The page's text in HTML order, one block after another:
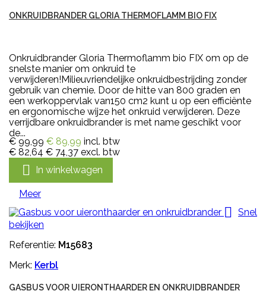
ONKRUIDBRANDER GLORIA THERMOFLAMM BIO FIX
Onkruidbrander Gloria Thermoflamm bio FIX om op de
snelste manier om onkruid te
verwijderen!Milieuvriendelijke onkruidbestrijding zonder
gebruik van chemie. Door de hitte van 800 graden en
een werkoppervlak van150 cm2 kunt u op een efficiënte
en ergonomische wijze het onkruid verwijderen. Deze
verrijdbare onkruidbrander is met name geschikt voor
de...
€ 99,99 € 89,99 incl. btw
€ 82,64 € 74,37 excl. btw
 In winkelwagen
Meer

Snel
bekijken
Referentie: M15683
Merk: Kerbl
GASBUS VOOR UIERONTHAARDER EN ONKRUIDBRANDER